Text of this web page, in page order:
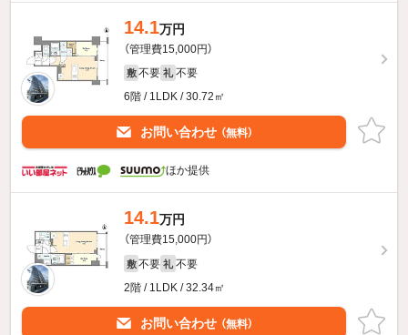
14.1万円
（管理費15,000円）
敷 不要 礼 不要
6階 / 1LDK / 30.72㎡
お問い合わせ （無料）
ほか提供
14.1万円
（管理費15,000円）
敷 不要 礼 不要
2階 / 1LDK / 32.34㎡
お問い合わせ （無料）